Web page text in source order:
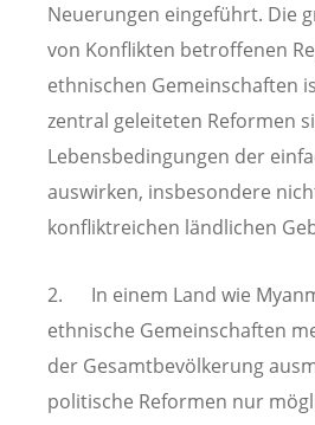
Neuerungen eingeführt. Die
von Konflikten betroffenen
ethnischen Gemeinschaften
zentral geleiteten Reformen
Lebensbedingungen der
auswirken, insbesondere
konfliktreichen ländlichen
2. In einem Land wie
ethnische Gemeinschaften
der Gesamtbevölkerung
politische Reformen nur